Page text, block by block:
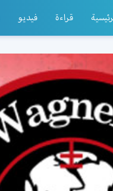
قراءة فيديو